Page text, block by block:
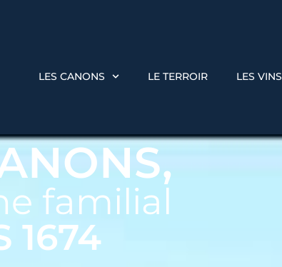
LES CANONS LE TERROIR LES VINS
familial
1674